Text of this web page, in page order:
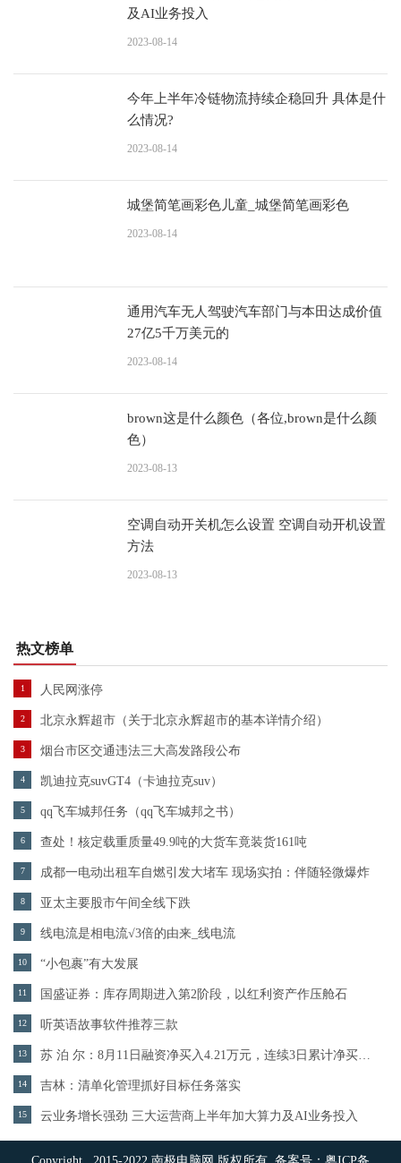
及AI业务投入
2023-08-14
今年上半年冷链物流持续企稳回升 具体是什
么情况?
2023-08-14
城堡简笔画彩色儿童_城堡简笔画彩色
2023-08-14
通用汽车无人驾驶汽车部门与本田达成价值
27亿5千万美元的
2023-08-14
brown这是什么颜色（各位,brown是什么颜
色）
2023-08-13
空调自动开关机怎么设置 空调自动开机设置
方法
2023-08-13
热文榜单
1 人民网涨停
2 北京永辉超市（关于北京永辉超市的基本详情介绍）
3 烟台市区交通违法三大高发路段公布
4 凯迪拉克suvGT4（卡迪拉克suv）
5 qq飞车城邦任务（qq飞车城邦之书）
6 查处！核定载重质量49.9吨的大货车竟装货161吨
7 成都一电动出租车自燃引发大堵车 现场实拍：伴随轻微爆炸
8 亚太主要股市午间全线下跌
9 线电流是相电流√3倍的由来_线电流
10 “小包裹”有大发展
11 国盛证券：库存周期进入第2阶段，以红利资产作压舱石
12 听英语故事软件推荐三款
13 苏 泊 尔：8月11日融资净买入4.21万元，连续3日累计净买入297.76万元
14 吉林：清单化管理抓好目标任务落实
15 云业务增长强劲 三大运营商上半年加大算力及AI业务投入